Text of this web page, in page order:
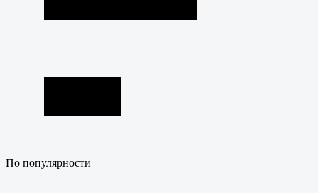
По популярности